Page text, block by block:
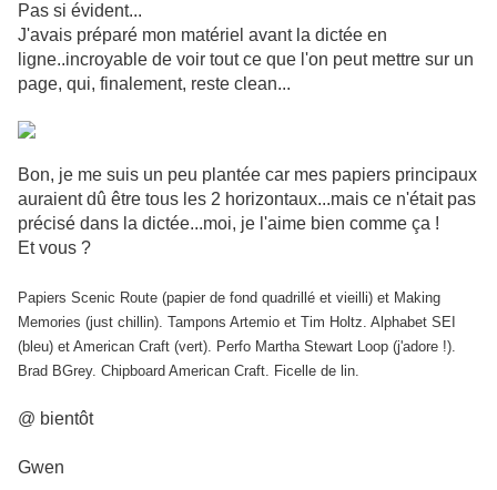
Pas si évident...
J'avais préparé mon matériel avant la dictée en
ligne..incroyable de voir tout ce que l'on peut mettre sur un
page, qui, finalement, reste clean...
Bon, je me suis un peu plantée car mes papiers principaux
auraient dû être tous les 2 horizontaux...mais ce n'était pas
précisé dans la dictée...moi, je l'aime bien comme ça !
Et vous ?
Papiers Scenic Route (papier de fond quadrillé et vieilli) et Making
Memories (just chillin). Tampons Artemio et Tim Holtz. Alphabet SEI
(bleu) et American Craft (vert). Perfo Martha Stewart Loop (j'adore !).
Brad BGrey. Chipboard American Craft. Ficelle de lin.
@ bientôt
Gwen